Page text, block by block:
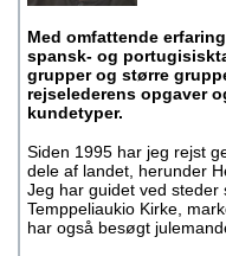
Med omfattende
spansk- og
grupper og større
rejselederens opgaver
kundetyper.
Siden 1995 har jeg rejst
dele af landet, herunder
Jeg har guidet ved steder
Temppeliaukio Kirke,
har også besøgt